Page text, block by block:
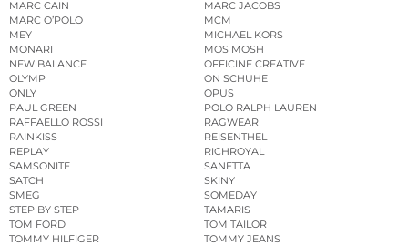
MARC CAIN
MARC JACOBS
MARC O’POLO
MCM
MEY
MICHAEL KORS
MONARI
MOS MOSH
NEW BALANCE
OFFICINE CREATIVE
OLYMP
ON SCHUHE
ONLY
OPUS
PAUL GREEN
POLO RALPH LAUREN
RAFFAELLO ROSSI
RAGWEAR
RAINKISS
REISENTHEL
REPLAY
RICHROYAL
SAMSONITE
SANETTA
SATCH
SKINY
SMEG
SOMEDAY
STEP BY STEP
TAMARIS
TOM FORD
TOM TAILOR
TOMMY HILFIGER
TOMMY JEANS